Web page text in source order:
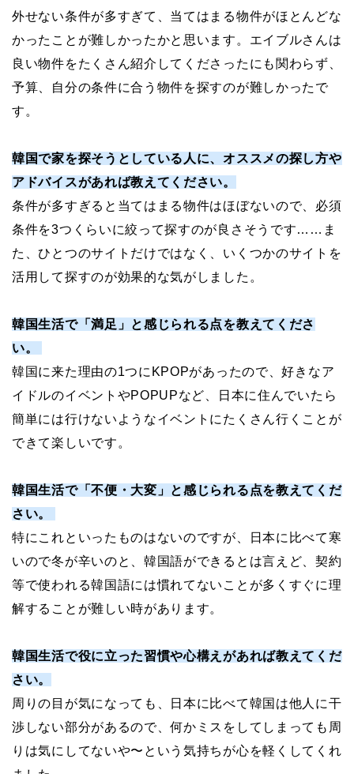
外せない条件が多すぎて、当てはまる物件がほとんどな
かったことが難しかったかと思います。エイブルさんは
良い物件をたくさん紹介してくださったにも関わらず、
予算、自分の条件に合う物件を探すのが難しかったで
す。
韓国で家を探そうとしている人に、オススメの探し方や
アドバイスがあれば教えてください。
条件が多すぎると当てはまる物件はほぼないので、必須
条件を3つくらいに絞って探すのが良さそうです……ま
た、ひとつのサイトだけではなく、いくつかのサイトを
活用して探すのが効果的な気がしました。
韓国生活で「満足」と感じられる点を教えてくださ
い。
韓国に来た理由の1つにKPOPがあったので、好きなア
イドルのイベントやPOPUPなど、日本に住んでいたら
簡単には行けないようなイベントにたくさん行くことが
できて楽しいです。
韓国生活で「不便・大変」と感じられる点を教えてくだ
さい。
特にこれといったものはないのですが、日本に比べて寒
いので冬が辛いのと、韓国語ができるとは言えど、契約
等で使われる韓国語には慣れてないことが多くすぐに理
解することが難しい時があります。
韓国生活で役に立った習慣や心構えがあれば教えてくだ
さい。
周りの目が気になっても、日本に比べて韓国は他人に干
渉しない部分があるので、何かミスをしてしまっても周
りは気にしてないや〜という気持ちが心を軽くしてくれ